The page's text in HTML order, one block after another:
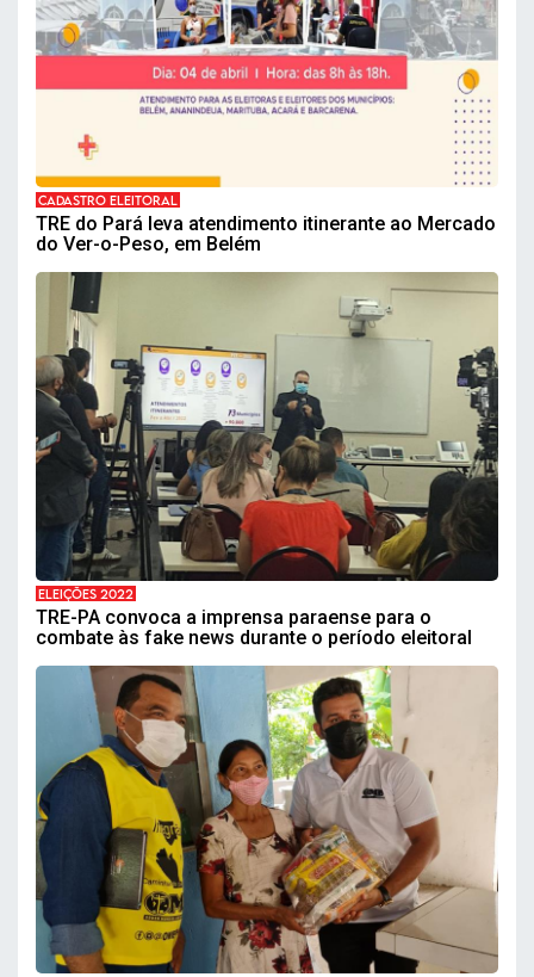
CADASTRO ELEITORAL
TRE do Pará leva atendimento itinerante ao Mercado
do Ver-o-Peso, em Belém
ELEIÇÕES 2022
TRE-PA convoca a imprensa paraense para o
combate às fake news durante o período eleitoral